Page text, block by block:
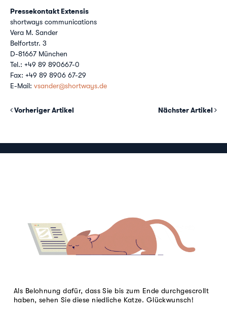
Pressekontakt Extensis
shortways communications
Vera M. Sander
Belfortstr. 3
D-81667 München
Tel.: +49 89 890667-0
Fax: +49 89 8906 67-29
E-Mail: vsander@shortways.de
Vorheriger Artikel Nächster Artikel
Als Belohnung dafür, dass Sie bis zum Ende durchgescrollt
haben, sehen Sie diese niedliche Katze. Glückwunsch!